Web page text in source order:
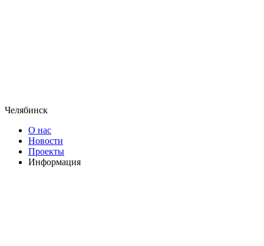
Челябинск
О нас
Новости
Проекты
Информация